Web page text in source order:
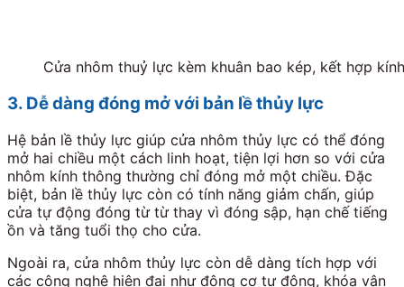
Cửa nhôm thuỷ lực kèm khuân bao kép, kết hợp
3. Dễ dàng đóng mở với bản lề thủy lực
Hệ bản lề thủy lực giúp cửa nhôm thủy lực có thể đóng
mở hai chiều một cách linh hoạt, tiện lợi hơn so với cửa
nhôm kính thông thường chỉ đóng mở một chiều. Đặc
biệt, bản lề thủy lực còn có tính năng giảm chấn, giúp
cửa tự động đóng từ từ thay vì đóng sập, hạn chế tiếng
ồn và tăng tuổi thọ cho cửa.
Ngoài ra, cửa nhôm thủy lực còn dễ dàng tích hợp với
các công nghệ hiện đại như động cơ tự động, khóa vân